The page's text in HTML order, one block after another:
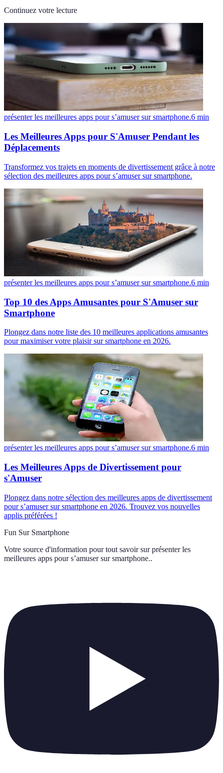
Continuez votre lecture
présenter les meilleures apps pour s’amuser sur smartphone.6 min
Les Meilleures Apps pour S'Amuser Pendant les
Déplacements
Transformez vos trajets en moments de divertissement grâce à notre
sélection des meilleures apps pour s’amuser sur smartphone.
présenter les meilleures apps pour s’amuser sur smartphone.6 min
Top 10 des Apps Amusantes pour S'Amuser sur
Smartphone
Plongez dans notre liste des 10 meilleures applications amusantes
pour maximiser votre plaisir sur smartphone en 2026.
présenter les meilleures apps pour s’amuser sur smartphone.6 min
Les Meilleures Apps de Divertissement pour
s'Amuser
Plongez dans notre sélection des meilleures apps de divertissement
pour s’amuser sur smartphone en 2026. Trouvez vos nouvelles
applis préférées !
Fun Sur Smartphone
Votre source d'information pour tout savoir sur présenter les
meilleures apps pour s’amuser sur smartphone..